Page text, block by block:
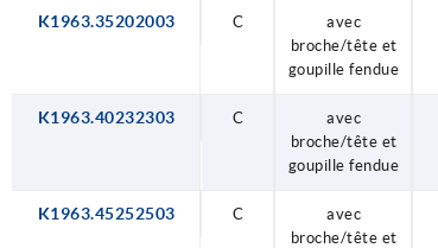
K1963.35202003 C
avec
broche/tête et
goupille fendue
K1963.40232303 C
avec
broche/tête et
goupille fendue
K1963.45252503 C
avec
broche/tête et